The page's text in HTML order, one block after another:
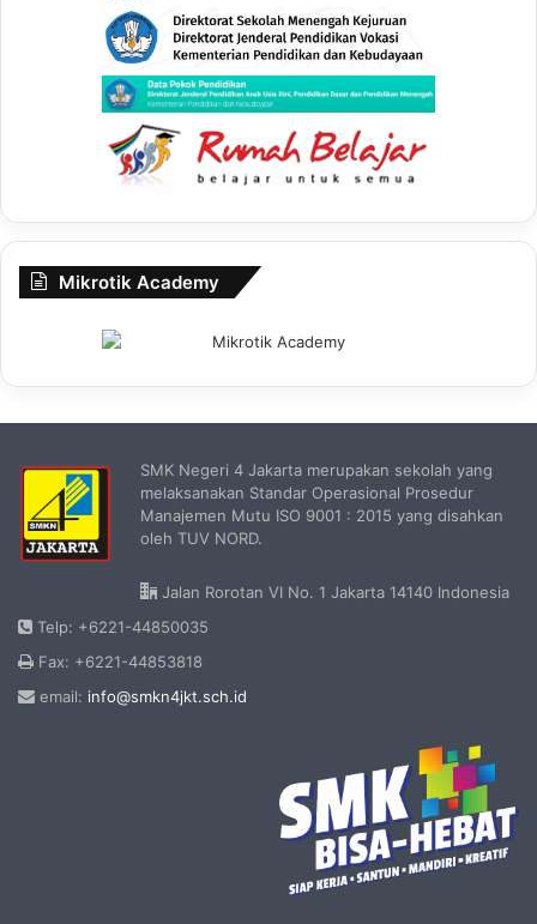
Mikrotik Academy
SMK Negeri 4 Jakarta merupakan sekolah yang
melaksanakan Standar Operasional Prosedur
Manajemen Mutu ISO 9001 : 2015 yang disahkan
oleh TUV NORD.
Jalan Rorotan VI No. 1 Jakarta 14140 Indonesia
Telp: +6221-44850035
Fax: +6221-44853818
email: info@smkn4jkt.sch.id